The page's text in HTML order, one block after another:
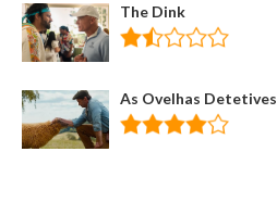
The Dink
As Ovelhas Detetives